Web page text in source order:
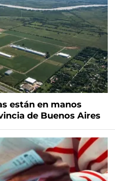
están en manos
de Buenos Aires